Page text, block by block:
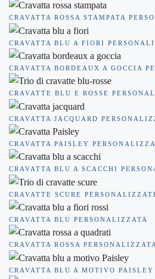
CRAVATTA ROSSA STAMPATA
CRAVATTA BLU A FIORI
CRAVATTA BORDEAUX A GOCCIA
CRAVATTE BLU E ROSSE
CRAVATTA JACQUARD
CRAVATTA PAISLEY
CRAVATTA BLU A SCACCHI
CRAVATTE SCURE
CRAVATTA BLU PERSONALIZZATA
CRAVATTA ROSSA PERSONALIZZATA
CRAVATTA BLU A MOTIVO